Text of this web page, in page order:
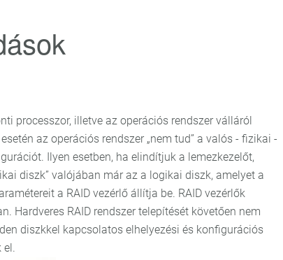
processzor, illetve az operációs rendszer válláról
az operációs rendszer „nem tud” a valós - fizikai -
Ilyen esetben, ha elindítjuk a lemezkezelőt,
diszk” valójában már az a logikai diszk, amelyet a
a RAID vezérlő állítja be. RAID vezérlők
Hardveres RAID rendszer telepítését követően nem
diszkkel kapcsolatos elhelyezési és konfigurációs
el.